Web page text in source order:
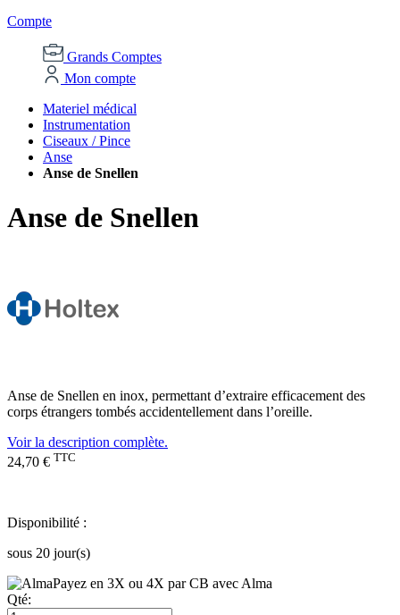
Compte
Grands Comptes
Mon compte
Materiel médical
Instrumentation
Ciseaux / Pince
Anse
Anse de Snellen
Anse de Snellen
Anse de Snellen en inox, permettant d’extraire efficacement des
corps étrangers tombés accidentellement dans l’oreille.
Voir la description complète.
24,70 € TTC
Disponibilité :
sous 20 jour(s)
Payez en 3X ou 4X par CB avec Alma
Qté: